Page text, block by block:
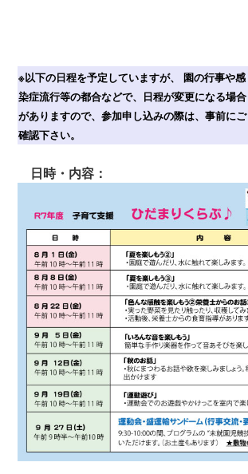
※以下の日程を予定していますが、
園の行事や感
染症流行等の都合などで、日程が変更になる場合
がありますので、参加申し込みの際は、事前にご
確認下さい。
日時・内容：